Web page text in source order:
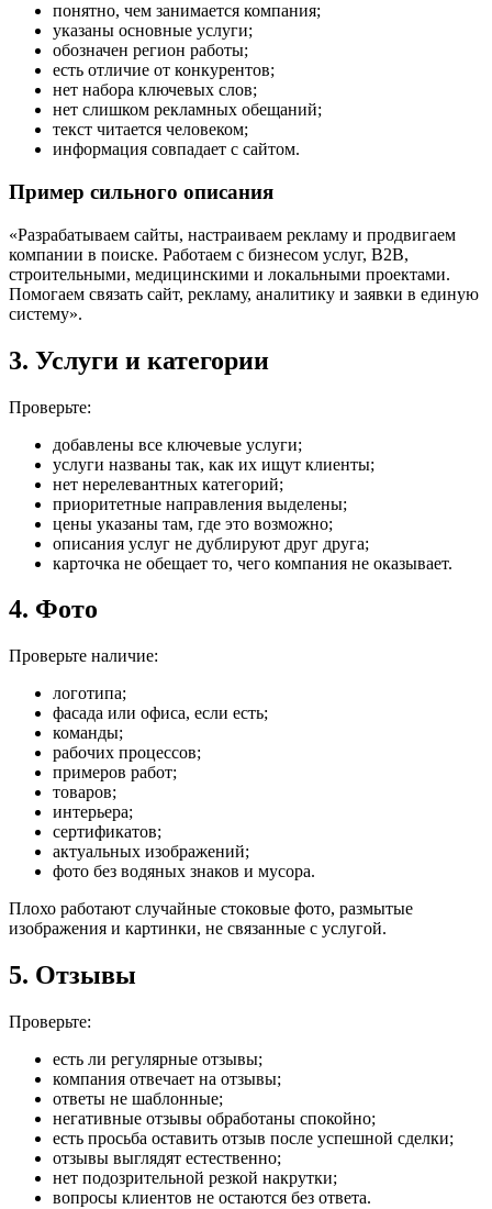
понятно, чем занимается компания;
указаны основные услуги;
обозначен регион работы;
есть отличие от конкурентов;
нет набора ключевых слов;
нет слишком рекламных обещаний;
текст читается человеком;
информация совпадает с сайтом.
Пример сильного описания
«Разрабатываем сайты, настраиваем рекламу и продвигаем
компании в поиске. Работаем с бизнесом услуг, B2B,
строительными, медицинскими и локальными проектами.
Помогаем связать сайт, рекламу, аналитику и заявки в единую
систему».
3. Услуги и категории
Проверьте:
добавлены все ключевые услуги;
услуги названы так, как их ищут клиенты;
нет нерелевантных категорий;
приоритетные направления выделены;
цены указаны там, где это возможно;
описания услуг не дублируют друг друга;
карточка не обещает то, чего компания не оказывает.
4. Фото
Проверьте наличие:
логотипа;
фасада или офиса, если есть;
команды;
рабочих процессов;
примеров работ;
товаров;
интерьера;
сертификатов;
актуальных изображений;
фото без водяных знаков и мусора.
Плохо работают случайные стоковые фото, размытые
изображения и картинки, не связанные с услугой.
5. Отзывы
Проверьте:
есть ли регулярные отзывы;
компания отвечает на отзывы;
ответы не шаблонные;
негативные отзывы обработаны спокойно;
есть просьба оставить отзыв после успешной сделки;
отзывы выглядят естественно;
нет подозрительной резкой накрутки;
вопросы клиентов не остаются без ответа.